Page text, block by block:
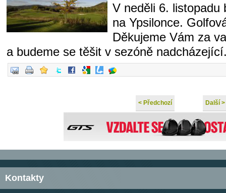
V neděli 6. listopadu
na Ypsilonce.
Děkujeme Vám za
a budeme se těšit v sezóně
< Předchozí Další >
Kontakty